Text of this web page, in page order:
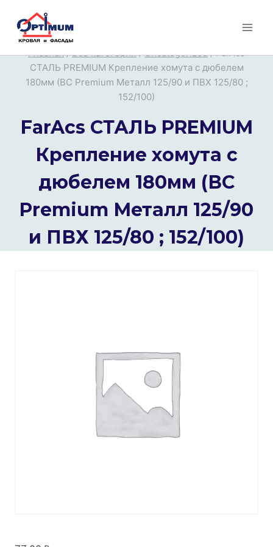
Перейти
Главная / Все категории / Uncategorized / FarAcs
СТАЛЬ PREMIUM Крепление хомута с дюбелем
180мм (ВС Premium Металл 125/90 и ПВХ 125/80 ;
152/100)
FarAcs СТАЛЬ PREMIUM
Крепление хомута с
дюбелем 180мм (ВС
Premium Металл 125/90
и ПВХ 125/80 ; 152/100)